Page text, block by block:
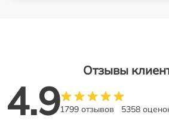
Отзывы
4.91799 отзывов 5358